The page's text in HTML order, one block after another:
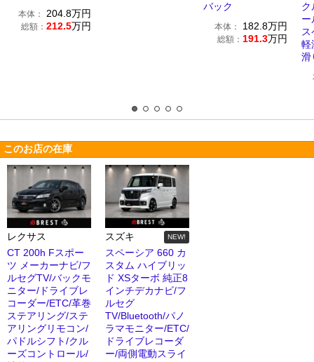
本体： 204.8万円
総額： 212.5万円
バック
本体： 182.8万円
総額： 191.3万円
ク
軽
滑
このお店の在庫
レクサス
CT 200h Fスポー
ツ メーカーナビ/フ
ルセグTV/バックモ
ニター/ドライブレ
コーダー/ETC/革巻
ステアリング/ステ
アリングリモコン/
パドルシフト/クル
ーズコントロール/
スズキ NEW!
スペーシア 660 カ
スタム ハイブリッ
ド XSターボ 純正8
インチデカナビ/フ
ルセグ
TV/Bluetooth/パノ
ラマモニター/ETC/
ドライブレコーダ
ー/両側電動スライ